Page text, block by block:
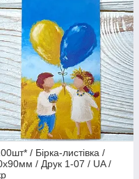
/ Бірка-листівка /
/ Друк 1-07 / UA /